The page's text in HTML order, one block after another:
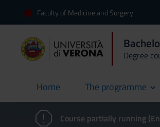
Faculty of Medicine and Surgery
Degree
Home
current The programme
Course partially running